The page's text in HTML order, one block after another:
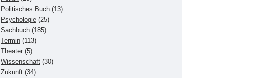
Politisches Buch (13)
Psychologie (25)
Sachbuch (185)
Termin (113)
Theater (5)
Wissenschaft (30)
Zukunft (34)